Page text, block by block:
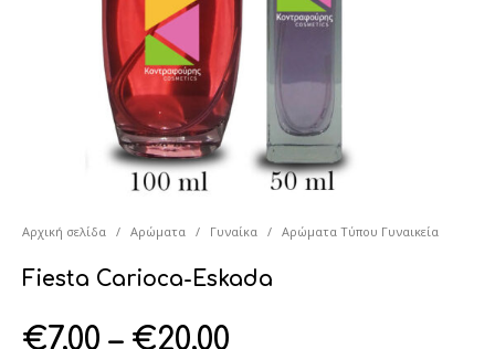
Αρχική σελίδα / Αρώματα / Γυναίκα / Αρώματα Τύπου Γυναικεία
Fiesta Carioca-Eskada
€7,00 – €20,00